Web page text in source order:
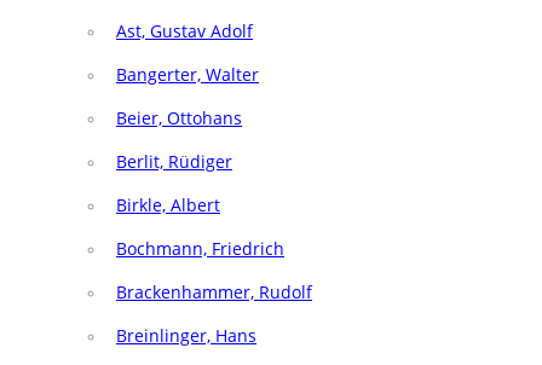
Ast, Gustav Adolf
Bangerter, Walter
Beier, Ottohans
Berlit, Rüdiger
Birkle, Albert
Bochmann, Friedrich
Brackenhammer, Rudolf
Breinlinger, Hans